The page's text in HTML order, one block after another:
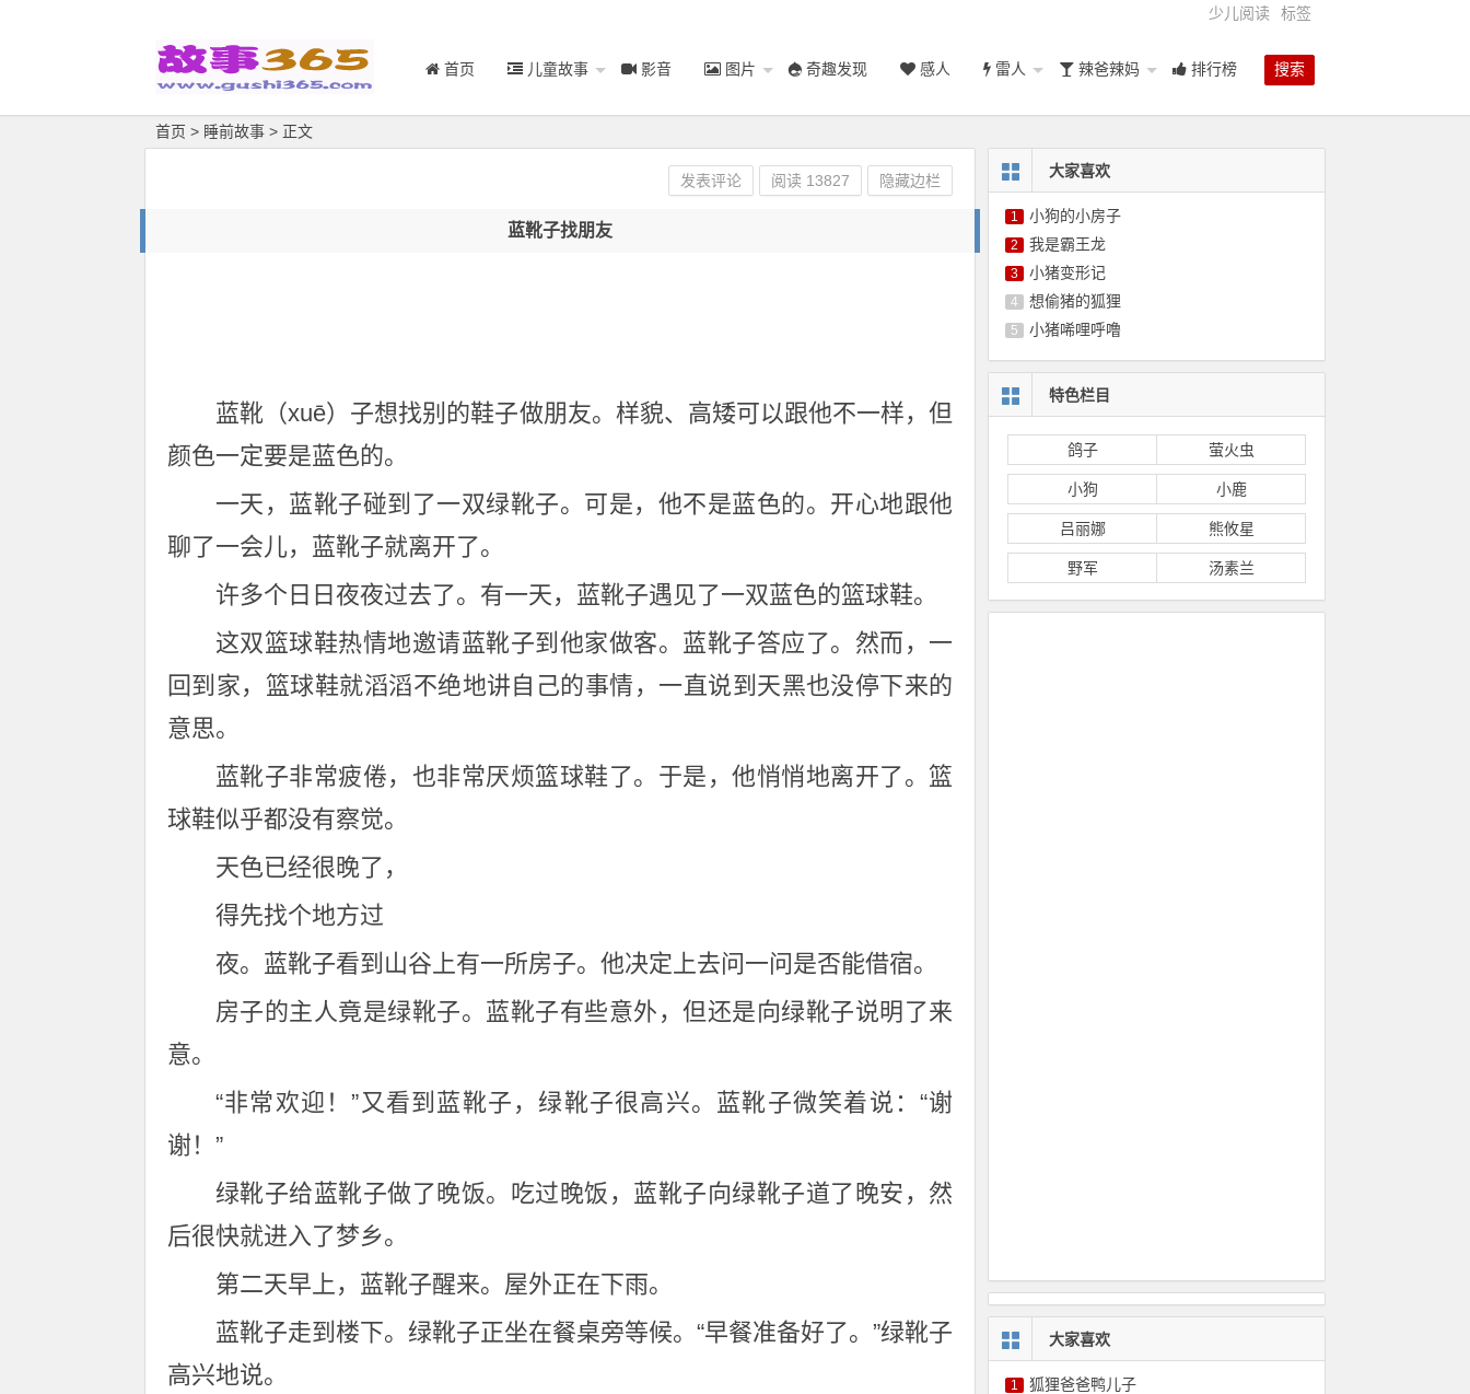
少儿阅读 标签
搜索
首页 儿童故事 影音 图片 奇趣发现 感人 雷人 辣爸辣妈 排行榜
首页 > 睡前故事 > 正文
蓝靴子找朋友
蓝靴（xuē）子想找别的鞋子做朋友。样貌、高矮可以跟他不一样，但
颜色一定要是蓝色的。
一天，蓝靴子碰到了一双绿靴子。可是，他不是蓝色的。开心地跟他
聊了一会儿，蓝靴子就离开了。
许多个日日夜夜过去了。有一天，蓝靴子遇见了一双蓝色的篮球鞋。
这双篮球鞋热情地邀请蓝靴子到他家做客。蓝靴子答应了。然而，一
回到家，篮球鞋就滔滔不绝地讲自己的事情，一直说到天黑也没停下来的
意思。
蓝靴子非常疲倦，也非常厌烦篮球鞋了。于是，他悄悄地离开了。篮
球鞋似乎都没有察觉。
天色已经很晚了，
得先找个地方过
夜。蓝靴子看到山谷上有一所房子。他决定上去问一问是否能借宿。
房子的主人竟是绿靴子。蓝靴子有些意外，但还是向绿靴子说明了来
意。
“非常欢迎！”又看到蓝靴子，绿靴子很高兴。蓝靴子微笑着说：“谢
谢！”
绿靴子给蓝靴子做了晚饭。吃过晚饭，蓝靴子向绿靴子道了晚安，然
后很快就进入了梦乡。
第二天早上，蓝靴子醒来。屋外正在下雨。
蓝靴子走到楼下。绿靴子正坐在餐桌旁等候。“早餐准备好了。”绿靴子
高兴地说。
发表评论 阅读 13827 隐藏边栏
大家喜欢
1 小狗的小房子
2 我是霸王龙
3 小猪变形记
4 想偷猪的狐狸
5 小猪唏哩呼噜
特色栏目
鸽子 萤火虫
小狗 小鹿
吕丽娜 熊攸星
野军 汤素兰
大家喜欢
1 狐狸爸爸鸭儿子